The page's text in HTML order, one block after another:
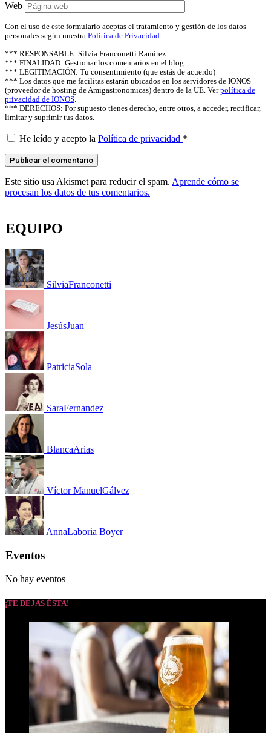
Web
Con el uso de este formulario aceptas el tratamiento y gestión de los datos
personales según nuestra Política de Privacidad.
*** RESPONSABLE: Silvia Franconetti Ramírez.
*** FINALIDAD: Gestionar los comentarios en el blog.
*** LEGITIMACIÓN: Tu consentimiento (que estás de acuerdo)
*** Los datos que me facilitas estarán ubicados en los servidores de IONOS
(proveedor de hosting de Amigastronomicas) dentro de la UE. Verpolítica de
privacidad de IONOS.
*** DERECHOS: Por supuesto tienes derecho, entre otros, a acceder, rectificar,
limitar y suprimir tus datos.
He leído y acepto la Política de privacidad *
Este sitio usa Akismet para reducir el spam. Aprende cómo se
procesan los datos de tus comentarios.
EQUIPO
SilviaFranconetti
JesúsJuan
PatriciaSola
SaraFernandez
BlancaArias
Víctor ManuelGálvez
AnnaLaboria Boyer
Eventos
No hay eventos
¡TE DEJAS ÉSTA!